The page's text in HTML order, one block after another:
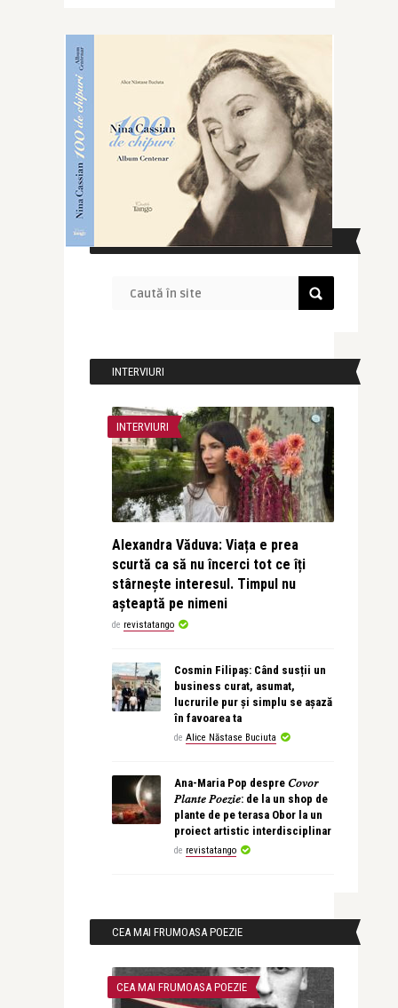
CAUTĂ ÎN SITE
INTERVIURI
INTERVIURI
Alexandra Văduva: Viața e prea
scurtă ca să nu încerci tot ce îți
stârnește interesul. Timpul nu
așteaptă pe nimeni
de revistatango
Cosmin Filipaș: Când susții un
business curat, asumat,
lucrurile pur și simplu se așază
în favoarea ta
de Alice Năstase Buciuta
Ana-Maria Pop despre 𝐶𝑜𝑣𝑜𝑟
𝑃𝑙𝑎𝑛𝑡𝑒 𝑃𝑜𝑒𝑧𝑖𝑒: de la un shop de
plante de pe terasa Obor la un
proiect artistic interdisciplinar
de revistatango
CEA MAI FRUMOASA POEZIE
CEA MAI FRUMOASA POEZIE